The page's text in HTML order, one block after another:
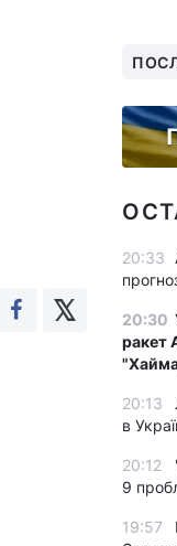
20:33
20:30
ракет
20:13
в
20:12
9
19:57